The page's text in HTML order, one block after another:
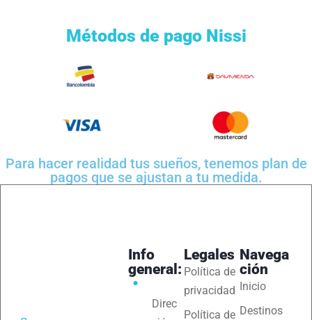
Métodos de pago Nissi
Para hacer realidad tus sueños, tenemos plan de
pagos que se ajustan a tu medida.
Navega
ción
Inicio
Destinos
Legales
Política de
privacidad
Política de
Info
general:
Direc